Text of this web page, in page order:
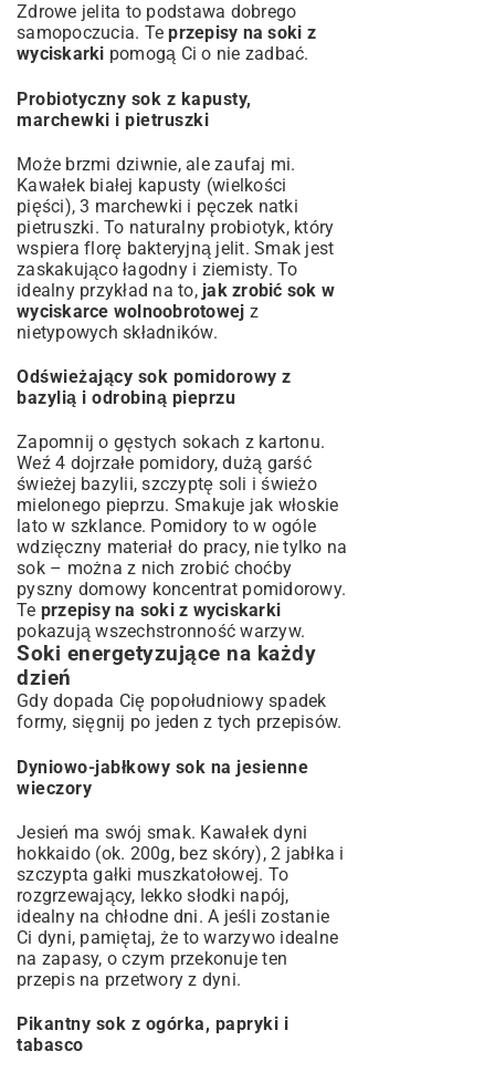
Zdrowe jelita to podstawa dobrego
samopoczucia. Teprzepisy na soki z
wyciskarki pomogą Ci o nie zadbać.
Probiotyczny sok z kapusty,
marchewki i pietruszki
Może brzmi dziwnie, ale zaufaj mi.
Kawałek białej kapusty (wielkości
pięści), 3 marchewki i pęczek natki
pietruszki. To naturalny probiotyk, który
wspiera florę bakteryjną jelit. Smak jest
zaskakująco łagodny i ziemisty. To
idealny przykład na to, jak zrobić sok w
wyciskarce wolnoobrotowej z
nietypowych składników.
Odświeżający sok pomidorowy z
bazylią i odrobiną pieprzu
Zapomnij o gęstych sokach z kartonu.
Weź 4 dojrzałe pomidory, dużą garść
świeżej bazylii, szczyptę soli i świeżo
mielonego pieprzu. Smakuje jak włoskie
lato w szklance. Pomidory to w ogóle
wdzięczny materiał do pracy, nie tylko na
sok – można z nich zrobić choćby
pyszny domowy koncentrat pomidorowy.
Te przepisy na soki z wyciskarki
pokazują wszechstronność warzyw.
Soki energetyzujące na każdy
dzień
Gdy dopada Cię popołudniowy spadek
formy, sięgnij po jeden z tych przepisów.
Dyniowo-jabłkowy sok na jesienne
wieczory
Jesień ma swój smak. Kawałek dyni
hokkaido (ok. 200g, bez skóry), 2 jabłka i
szczypta gałki muszkatołowej. To
rozgrzewający, lekko słodki napój,
idealny na chłodne dni. A jeśli zostanie
Ci dyni, pamiętaj, że to warzywo idealne
na zapasy, o czym przekonuje ten
przepis na przetwory z dyni.
Pikantny sok z ogórka, papryki i
tabasco